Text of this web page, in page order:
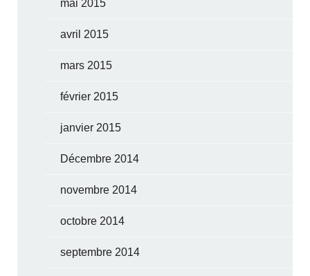
mai 2015
avril 2015
mars 2015
février 2015
janvier 2015
Décembre 2014
novembre 2014
octobre 2014
septembre 2014